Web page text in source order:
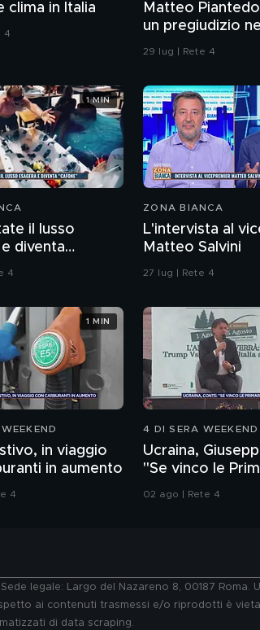
clima in Italia
4
Matteo
un pregiudizio
confronti della
29 lug | Rete 4
il lusso
diventa
4
1 MIN
ZONA BIANCA
L'intervista al
Matteo Salvini
27 lug | Rete 4
in viaggio
in aumento
4
1 MIN
4 DI SERA WEEKEND
Ucraina,
"Se vinco le
alle armi"
02 ago | Rete 4
legale: Largo del Nazareno 8, 00187
ai contenuti trasmessi e/o riprodotti è
di data scraping.